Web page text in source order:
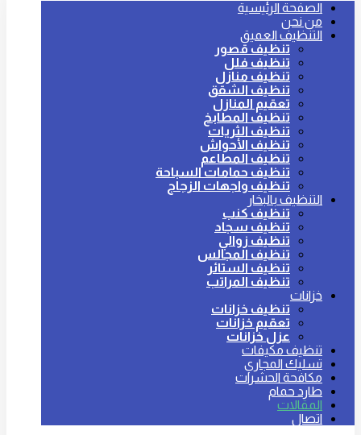
الصفحة الرئيسية
من نحن
التنظيف العميق
تنظيف قصور
تنظيف فلل
تنظيف منازل
تنظيف الشقق
تعقيم المنازل
تنظيف المطابخ
تنظيف الثريات
تنظيف الأحواش
تنظيف المطاعم
تنظيف حمامات السباحة
تنظيف واجهات الزجاج
التنظيف بالبخار
تنظيف كنب
تنظيف سجاد
تنظيف زوالي
تنظيف المجالس
تنظيف الستائر
تنظيف المراتب
خزانات
تنظيف خزانات
تعقيم خزانات
عزل خزانات
تنظيف مكيفات
تسليك المجاري
مكافحة الحشرات
طارد حمام
المقالات
اتصال